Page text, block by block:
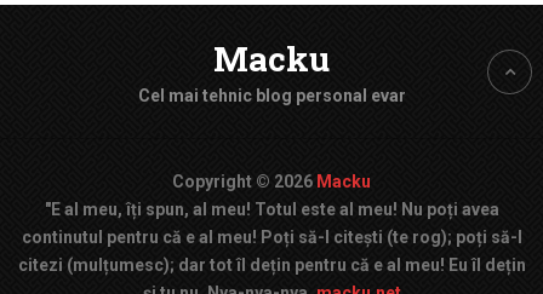
Macku
Cel mai tehnic blog personal evar
Copyright © 2026 Macku
"E al meu, îți spun, al meu! Totul este al meu! Nu poți avea
continutul pentru că e al meu! Poți să-l citești (te rog); poți să-l
citezi (mulțumesc); dar tot îl dețin pentru că e al meu! Eu îl dețin